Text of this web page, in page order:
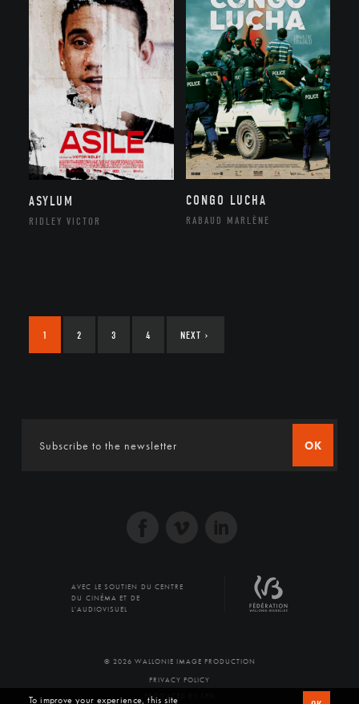
ASYLUM
RIDLEY VICTOR
CONGO LUCHA
RABAUD MARLÈNE
1 2 3 4 NEXT ›
OK
AVEC LE SOUTIEN DU CENTRE
DU CINÉMA ET DE
L'AUDIOVISUEL
© 2026 WALLONIE IMAGE PRODUCTION
PRIVACY POLICY
PRODUCED BY SFD
To improve your experience, this site